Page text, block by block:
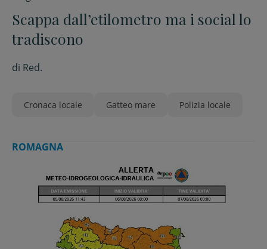
Scappa dall’etilometro ma i social lo
tradiscono
di Red.
Cronaca locale Gatteo mare Polizia locale
ROMAGNA